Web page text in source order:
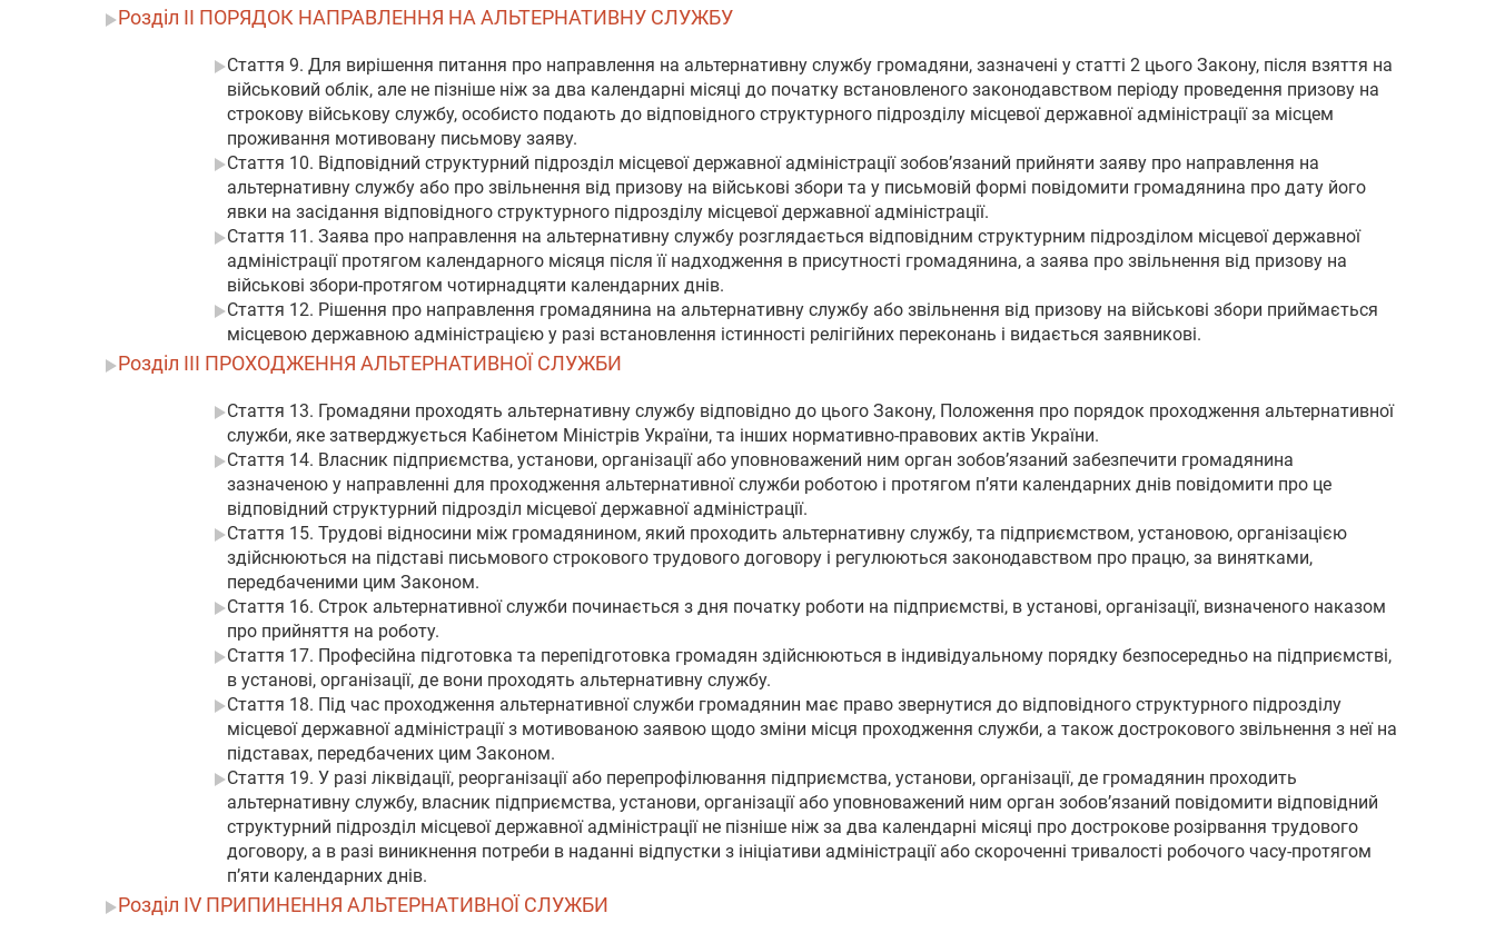
Розділ II ПОРЯДОК НАПРАВЛЕННЯ НА АЛЬТЕРНАТИВНУ СЛУЖБУ
Стаття 9. Для вирішення питання про направлення на альтернативну службу громадяни, зазначені у статті 2 цього Закону, після взяття на
військовий облік, але не пізніше ніж за два календарні місяці до початку встановленого законодавством періоду проведення призову на
строкову військову службу, особисто подають до відповідного структурного підрозділу місцевої державної адміністрації за місцем
проживання мотивовану письмову заяву.
Стаття 10. Відповідний структурний підрозділ місцевої державної адміністрації зобов’язаний прийняти заяву про направлення на
альтернативну службу або про звільнення від призову на військові збори та у письмовій формі повідомити громадянина про дату його
явки на засідання відповідного структурного підрозділу місцевої державної адміністрації.
Стаття 11. Заява про направлення на альтернативну службу розглядається відповідним структурним підрозділом місцевої державної
адміністрації протягом календарного місяця після її надходження в присутності громадянина, а заява про звільнення від призову на
військові збори-протягом чотирнадцяти календарних днів.
Стаття 12. Рішення про направлення громадянина на альтернативну службу або звільнення від призову на військові збори приймається
місцевою державною адміністрацією у разі встановлення істинності релігійних переконань і видається заявникові.
Розділ III ПРОХОДЖЕННЯ АЛЬТЕРНАТИВНОЇ СЛУЖБИ
Стаття 13. Громадяни проходять альтернативну службу відповідно до цього Закону, Положення про порядок проходження альтернативної
служби, яке затверджується Кабінетом Міністрів України, та інших нормативно-правових актів України.
Стаття 14. Власник підприємства, установи, організації або уповноважений ним орган зобов’язаний забезпечити громадянина
зазначеною у направленні для проходження альтернативної служби роботою і протягом п’яти календарних днів повідомити про це
відповідний структурний підрозділ місцевої державної адміністрації.
Стаття 15. Трудові відносини між громадянином, який проходить альтернативну службу, та підприємством, установою, організацією
здійснюються на підставі письмового строкового трудового договору і регулюються законодавством про працю, за винятками,
передбаченими цим Законом.
Стаття 16. Строк альтернативної служби починається з дня початку роботи на підприємстві, в установі, організації, визначеного наказом
про прийняття на роботу.
Стаття 17. Професійна підготовка та перепідготовка громадян здійснюються в індивідуальному порядку безпосередньо на підприємстві,
в установі, організації, де вони проходять альтернативну службу.
Стаття 18. Під час проходження альтернативної служби громадянин має право звернутися до відповідного структурного підрозділу
місцевої державної адміністрації з мотивованою заявою щодо зміни місця проходження служби, а також дострокового звільнення з неї на
підставах, передбачених цим Законом.
Стаття 19. У разі ліквідації, реорганізації або перепрофілювання підприємства, установи, організації, де громадянин проходить
альтернативну службу, власник підприємства, установи, організації або уповноважений ним орган зобов’язаний повідомити відповідний
структурний підрозділ місцевої державної адміністрації не пізніше ніж за два календарні місяці про дострокове розірвання трудового
договору, а в разі виникнення потреби в наданні відпустки з ініціативи адміністрації або скороченні тривалості робочого часу-протягом
п’яти календарних днів.
Розділ IV ПРИПИНЕННЯ АЛЬТЕРНАТИВНОЇ СЛУЖБИ